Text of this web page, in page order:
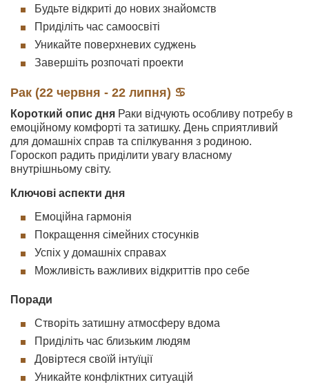
Будьте відкриті до нових знайомств
Приділіть час самоосвіті
Уникайте поверхневих суджень
Завершіть розпочаті проекти
Рак (22 червня - 22 липня) ♋
Короткий опис дня Раки відчують особливу потребу в
емоційному комфорті та затишку. День сприятливий
для домашніх справ та спілкування з родиною.
Гороскоп радить приділити увагу власному
внутрішньому світу.
Ключові аспекти дня
Емоційна гармонія
Покращення сімейних стосунків
Успіх у домашніх справах
Можливість важливих відкриттів про себе
Поради
Створіть затишну атмосферу вдома
Приділіть час близьким людям
Довіртеся своїй інтуїції
Уникайте конфліктних ситуацій